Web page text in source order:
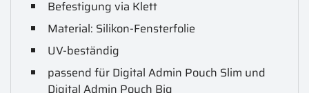
Befestigung via Klett
Material: Silikon-Fensterfolie
UV-beständig
passend für Digital Admin Pouch Slim und
Digital Admin Pouch Big